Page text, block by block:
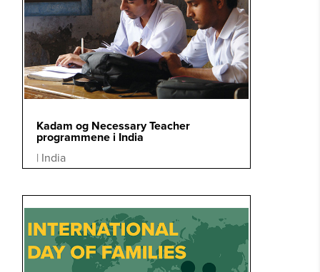
Kadam og Necessary Teacher
programmene i India
| India